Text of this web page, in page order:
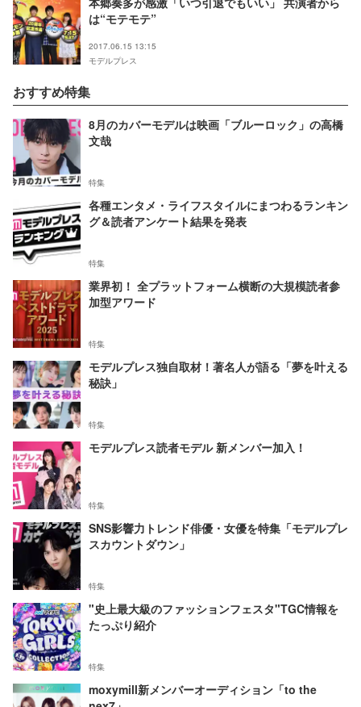
は“モテモテ”
2017.06.15 13:15
モデルプレス
おすすめ特集
8月のカバーモデルは映画「ブルーロック」の高橋
文哉
特集
各種エンタメ・ライフスタイルにまつわるランキン
グ＆読者アンケート結果を発表
特集
業界初！ 全プラットフォーム横断の大規模読者参
加型アワード
特集
モデルプレス独自取材！著名人が語る「夢を叶える
秘訣」
特集
モデルプレス読者モデル 新メンバー加入！
特集
SNS影響力トレンド俳優・女優を特集「モデルプレ
スカウントダウン」
特集
"史上最大級のファッションフェスタ"TGC情報を
たっぷり紹介
特集
moxymill新メンバーオーディション「to the